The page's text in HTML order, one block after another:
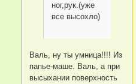
ног,рук.(уже
все высохло)
Валь, ну ты умница!!!! Из
папье-маше. Валь, а при
высыхании поверхность